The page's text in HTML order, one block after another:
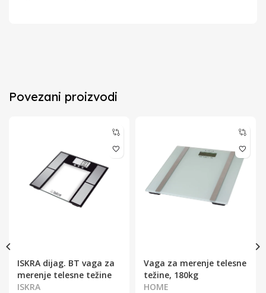
Povezani proizvodi
ISKRA dijag. BT vaga za
merenje telesne težine
ISKRA
Vaga za merenje telesne
težine, 180kg
HOME